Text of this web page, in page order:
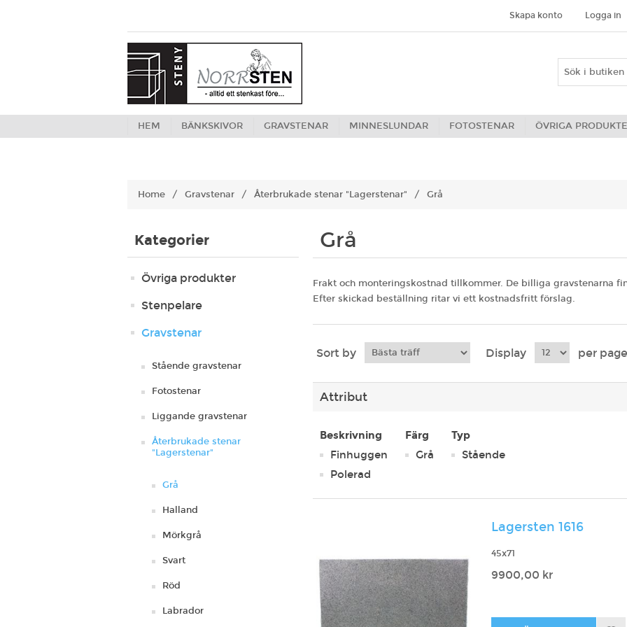
Skapa konto Logga in
HEM BÄNKSKIVOR GRAVSTENAR MINNESLUNDAR FOTOSTENAR ÖVRIGA
Home / Gravstenar / Återbrukade stenar "Lagerstenar" / Grå
Kategorier
Övriga produkter
Stenpelare
Gravstenar
Stående gravstenar
Fotostenar
Liggande gravstenar
Återbrukade stenar
"Lagerstenar"
Grå
Halland
Mörkgrå
Svart
Röd
Labrador
Grå
Frakt och monteringskostnad tillkommer. De billiga gravstenarna
Efter skickad beställning ritar vi ett kostnadsfritt förslag.
Sort by Display per page
Attribut
Beskrivning
Finhuggen
Polerad
Färg
Grå
Typ
Stående
Lagersten 1616
45x71
9900,00 kr